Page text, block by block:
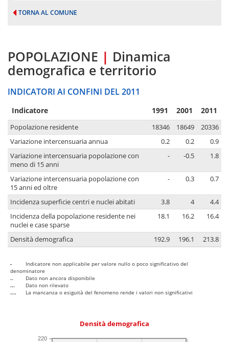
TORNA AL COMUNE
POPOLAZIONE | Dinamica
demografica e territorio
INDICATORI AI CONFINI DEL 2011
Indicatore 1991 2001 2011
Popolazione residente 18346 18649
20336
Variazione intercensuaria annua
0.2 0.2
0.9
Variazione intercensuaria popolazione con
meno di 15 anni
- -0.5 1.8
Variazione intercensuaria popolazione con
15 anni ed oltre
- 0.3 0.7
Incidenza superficie centri e nuclei abitati 3.8 4
4.4
Incidenza della popolazione residente nei
nuclei e case sparse
18.1 16.2 16.4
Densità demografica 192.9 196.1 213.8
-
Indicatore non applicabile per valore nullo o poco significativo del
denominatore
..
Dato non ancora disponibile
...
Dato non rilevato
....
La mancanza o esiguità del fenomeno rende i valori non significativi
Densità demografica
220